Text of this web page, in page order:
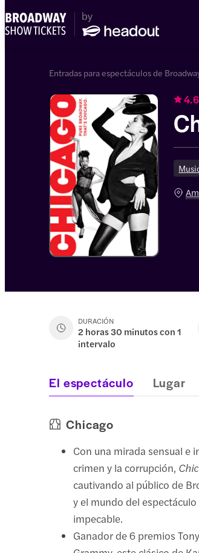
Entradas para espectáculos de
4.6
DURACIÓN
2 horas 30 minutos con 1
intervalo
El espectáculo Lugar
Chicago
Con una mirada sensual e
crimen y la corrupción,
cautivando al público de
y el mundo del
impecable.
Ganador de 6 premios